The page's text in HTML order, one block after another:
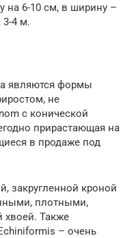
на 6-10 см, в ширину –
3-4 м.
являются формы
не
с конической
прирастающая на
в продаже под
закругленной кроной
плотными,
хвоей. Также
– очень